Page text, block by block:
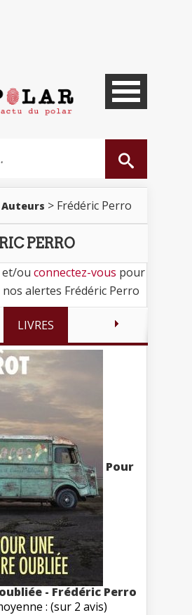
Auteurs > Frédéric Perro
PERRO
et/ou connectez-vous pour
alertes Frédéric Perro
LIVRES
Pour
- Frédéric Perro
: (sur 2 avis)